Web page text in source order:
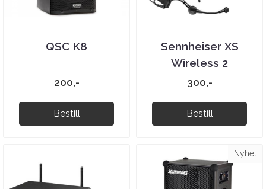
QSC K8
200,-
Bestill
Sennheiser XS
Wireless 2
Hodemikksett
300,-
Bestill
Nyhet